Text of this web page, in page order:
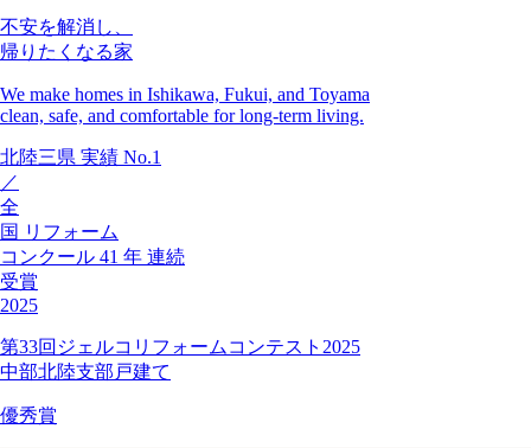
不安を解消し、
帰りたくなる家
We make homes in Ishikawa, Fukui, and Toyama
clean, safe, and comfortable for long-term living.
北陸三県 実績 No.1
／
全
国 リフォーム
コンクール 41 年 連続
受賞
2025
第33回ジェルコリフォームコンテスト2025
中部北陸支部戸建て
優秀賞